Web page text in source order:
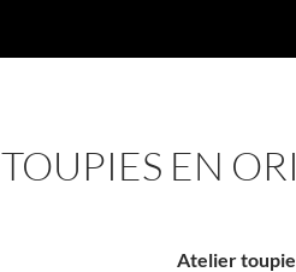
TOUPIES EN
Atelier